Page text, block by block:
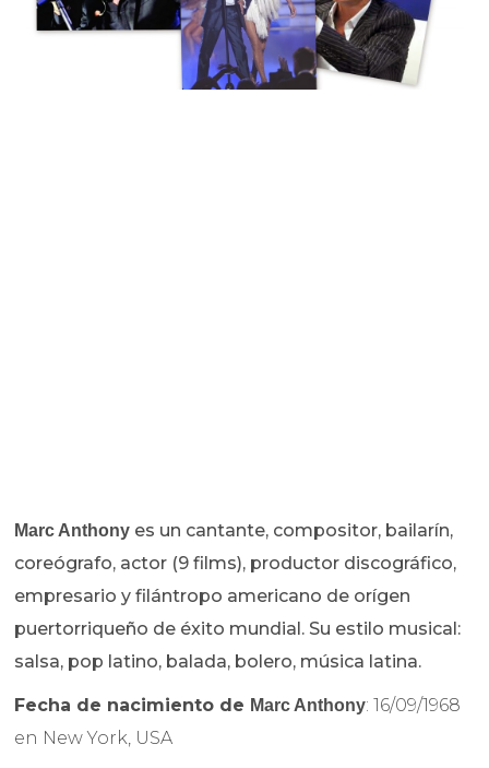
Marc Anthony es un cantante, compositor, bailarín,
coreógrafo, actor (9 films), productor discográfico,
empresario y filántropo americano de orígen
puertorriqueño de éxito mundial. Su estilo musical:
salsa, pop latino, balada, bolero, música latina.
Fecha de nacimiento de Marc Anthony: 16/09/1968
en New York, USA